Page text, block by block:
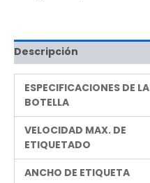
Descripción
ESPECIFICACIONES DE LA
BOTELLA
VELOCIDAD MAX. DE
ETIQUETADO
ANCHO DE ETIQUETA